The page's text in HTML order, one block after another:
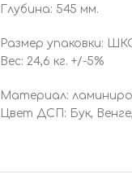
Глубина: 545 мм.
Размер упаковки:
Вес: 24,6 кг. +/-5%
Материал:
Цвет ДСП: Бук,